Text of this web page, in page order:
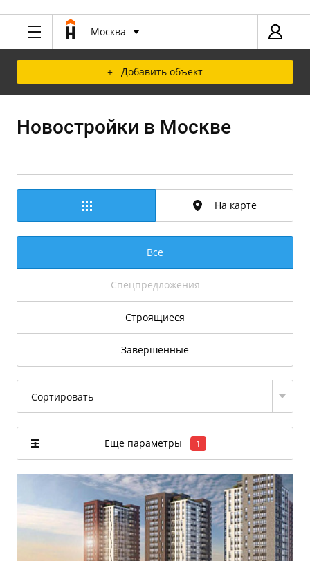
Москва
+ Добавить объект
Новостройки в Москве
На карте
Все
Спецпредложения
Строящиеся
Завершенные
Сортировать
Еще параметры 1